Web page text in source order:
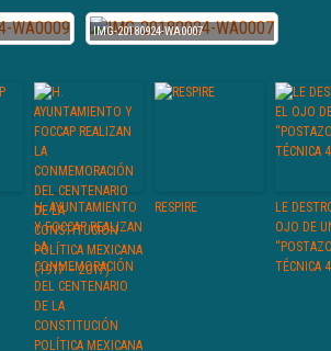
IMG-20180924-WA0007
H. AYUNTAMIENTO
Y FOCCAP REALIZAN
LA
CONMEMORACIÓN
DEL CENTENARIO
DE LA
CONSTITUCIÓN
POLÍTICA MEXICANA
RESPIRE
LE
OJO DE
TÉCNICA